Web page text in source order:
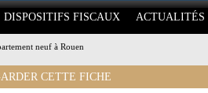
DISPOSITIFS FISCAUX ACTUALITÉS
neuf à Rouen
CETTE FICHE